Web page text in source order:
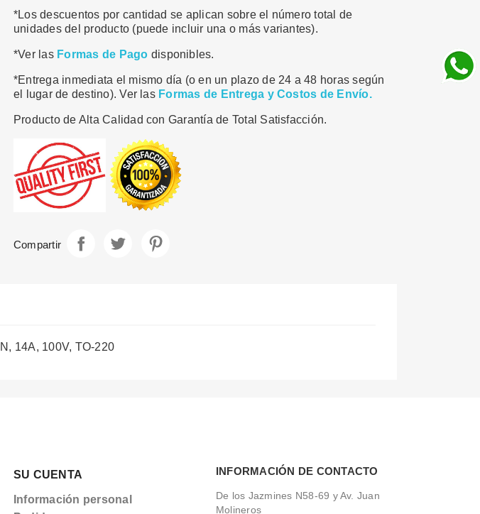
*Los descuentos por cantidad se aplican sobre el número total de
unidades del producto (puede incluir una o más variantes).
*Ver las Formas de Pago disponibles.
*Entrega inmediata el mismo día (o en un plazo de 24 a 48 horas según
el lugar de destino). Ver las Formas de Entrega y Costos de Envío.
Producto de Alta Calidad con Garantía de Total Satisfacción.
Compartir
14A, 100V, TO-220
SU CUENTA
Información personal
INFORMACIÓN DE CONTACTO
De los Jazmines N58-69 y Av. Juan
Molineros